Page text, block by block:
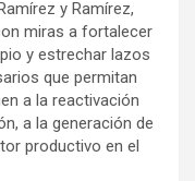
y Ramírez,
miras a fortalecer
y estrechar lazos
que permitan
a la reactivación
a la generación de
productivo en el